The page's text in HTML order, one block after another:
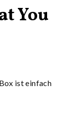
You
ist einfach